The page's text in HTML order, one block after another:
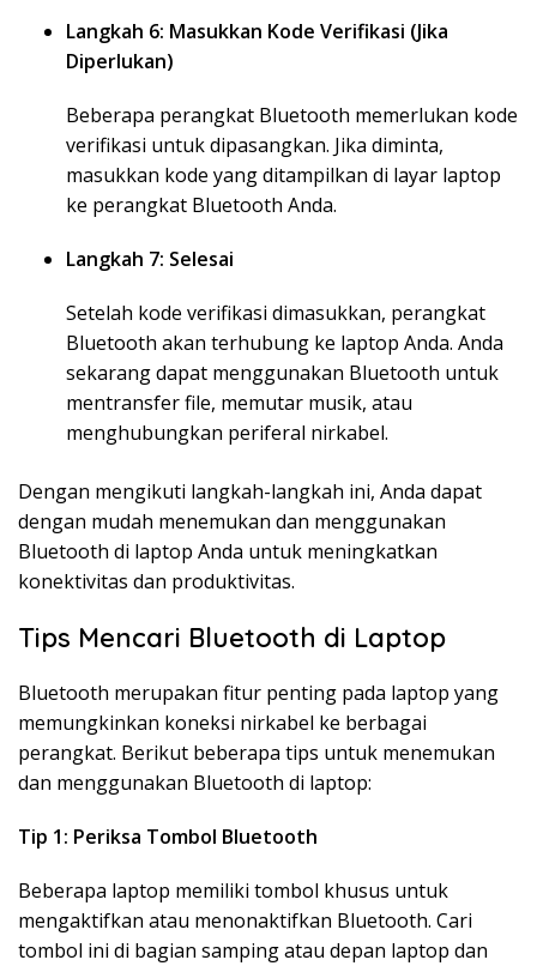
Langkah 6: Masukkan Kode Verifikasi (Jika
Diperlukan)
Beberapa perangkat Bluetooth memerlukan kode
verifikasi untuk dipasangkan. Jika diminta,
masukkan kode yang ditampilkan di layar laptop
ke perangkat Bluetooth Anda.
Langkah 7: Selesai
Setelah kode verifikasi dimasukkan, perangkat
Bluetooth akan terhubung ke laptop Anda. Anda
sekarang dapat menggunakan Bluetooth untuk
mentransfer file, memutar musik, atau
menghubungkan periferal nirkabel.
Dengan mengikuti langkah-langkah ini, Anda dapat
dengan mudah menemukan dan menggunakan
Bluetooth di laptop Anda untuk meningkatkan
konektivitas dan produktivitas.
Tips Mencari Bluetooth di Laptop
Bluetooth merupakan fitur penting pada laptop yang
memungkinkan koneksi nirkabel ke berbagai
perangkat. Berikut beberapa tips untuk menemukan
dan menggunakan Bluetooth di laptop:
Tip 1: Periksa Tombol Bluetooth
Beberapa laptop memiliki tombol khusus untuk
mengaktifkan atau menonaktifkan Bluetooth. Cari
tombol ini di bagian samping atau depan laptop dan